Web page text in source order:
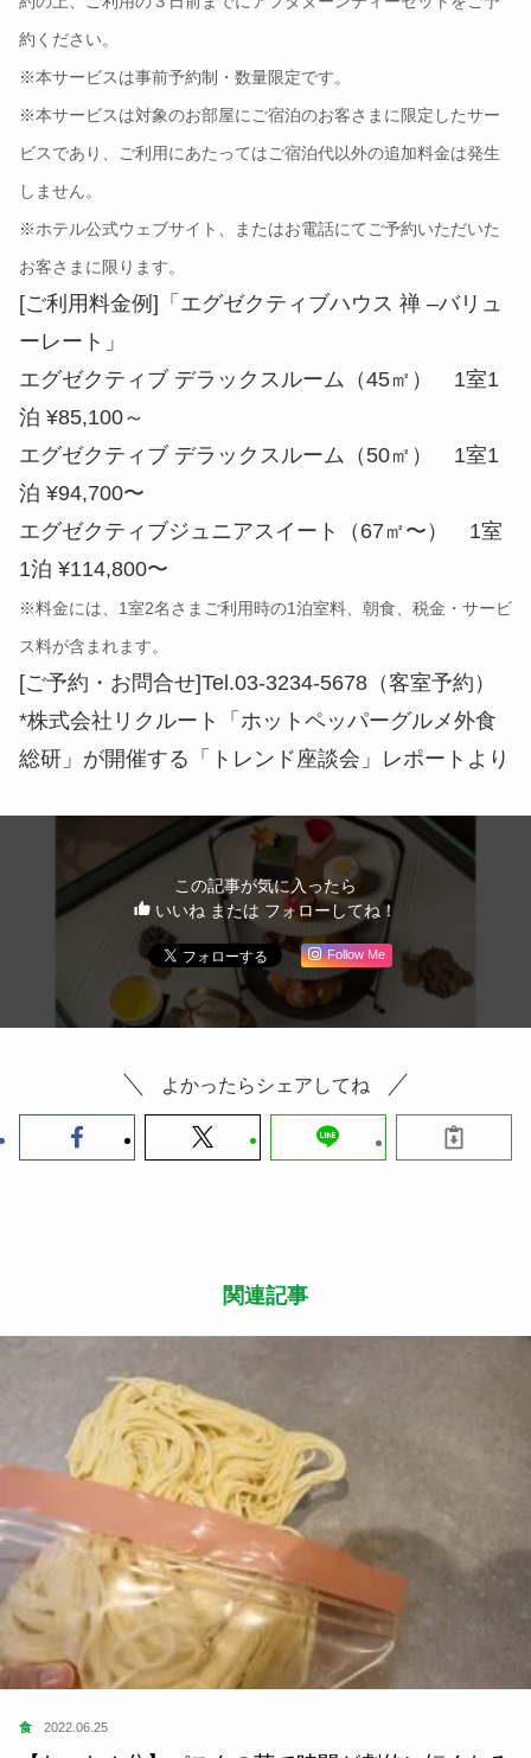
約ください。
※本サービスは事前予約制・数量限定です。
※本サービスは対象のお部屋にご宿泊のお客さまに限定したサー
ビスであり、ご利用にあたってはご宿泊代以外の追加料金は発生
しません。
※ホテル公式ウェブサイト、またはお電話にてご予約いただいた
お客さまに限ります。
[ご利用料金例]「エグゼクティブハウス 禅 –バリュ
ーレート」
エグゼクティブ デラックスルーム（45㎡） 1室1
泊 ¥85,100～
エグゼクティブ デラックスルーム（50㎡） 1室1
泊 ¥94,700〜
エグゼクティブジュニアスイート（67㎡〜） 1室
1泊 ¥114,800〜
※料金には、1室2名さまご利用時の1泊室料、朝食、税金・サービ
ス料が含まれます。
[ご予約・お問合せ]Tel.03-3234-5678（客室予約）
*株式会社リクルート「ホットペッパーグルメ外食
総研」が開催する「トレンド座談会」レポートより
この記事が気に入ったら
いいね または フォローしてね！
Follow Me
よかったらシェアしてね
関連記事
食 2022.06.25